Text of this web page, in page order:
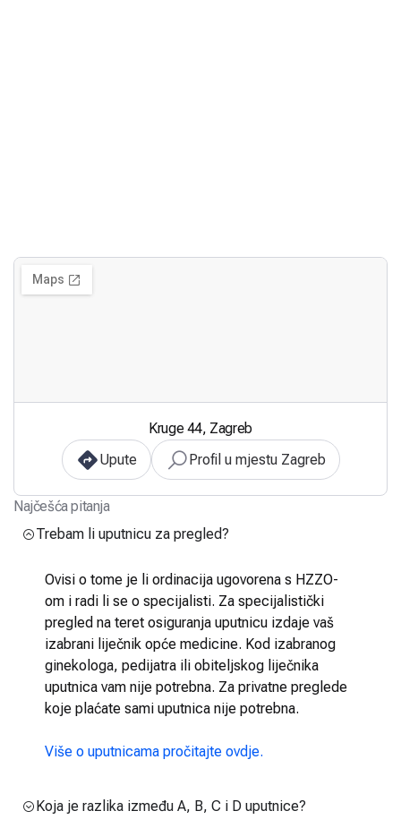
Kruge 44, Zagreb
Upute
Profil u mjestu Zagreb
Najčešća pitanja
Trebam li uputnicu za pregled?
Ovisi o tome je li ordinacija ugovorena s HZZO-
om i radi li se o specijalisti. Za specijalistički
pregled na teret osiguranja uputnicu izdaje vaš
izabrani liječnik opće medicine. Kod izabranog
ginekologa, pedijatra ili obiteljskog liječnika
uputnica vam nije potrebna. Za privatne preglede
koje plaćate sami uputnica nije potrebna.
Više o uputnicama pročitajte ovdje.
Koja je razlika između A, B, C i D uputnice?